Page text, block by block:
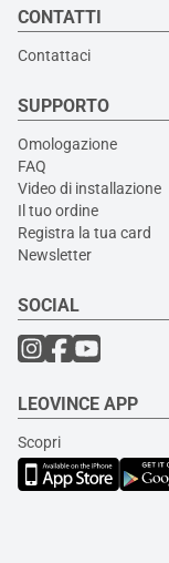
CONTATTI
Contattaci
SUPPORTO
Omologazione
FAQ
Video di installazione
Il tuo ordine
Registra la tua card
Newsletter
SOCIAL
LEOVINCE APP
Scopri